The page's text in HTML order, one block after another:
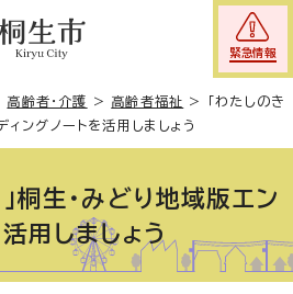
緊急情報
高齢者・介護 > 高齢者福祉 >
「わたしのき
ィングノートを活用しましょう
」桐生・みどり地域版エン
用しましょう